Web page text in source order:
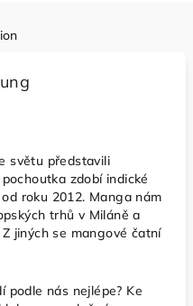
světu představili
zdobí indické
roku 2012. Manga nám
trhů v Miláně a
jiných se mangové čatní
podle nás nejlépe? Ke